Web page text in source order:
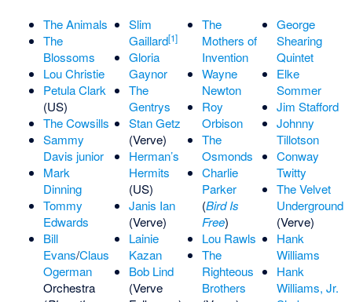
The Animals
The
Blossoms
Lou Christie
Petula Clark
(US)
The Cowsills
Sammy
Davis junior
Mark
Dinning
Tommy
Edwards
Bill
Evans/Claus
Ogerman
Orchestra
Slim
Gaillard[1]
Gloria
Gaynor
The
Gentrys
Stan Getz
(Verve)
Herman’s
Hermits
(US)
Janis Ian
(Verve)
Lainie
Kazan
Bob Lind
(Verve
The
Mothers of
Invention
Wayne
Newton
Roy
Orbison
The
Osmonds
Charlie
Parker
(Bird Is
Free)
Lou Rawls
The
Righteous
Brothers
George
Shearing
Quintet
Elke
Sommer
Jim Stafford
Johnny
Tillotson
Conway
Twitty
The Velvet
Underground
(Verve)
Hank
Williams
Hank
Williams, Jr.